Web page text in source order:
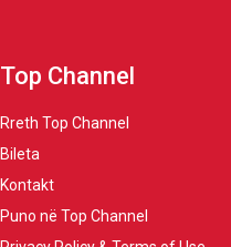
Top Channel
Rreth Top Channel
Bileta
Kontakt
Puno në Top Channel